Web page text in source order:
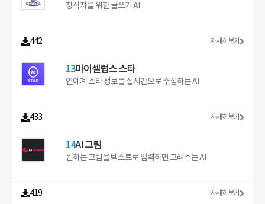
창작자를 위한 글쓰기 AI
442 자세히보기
13마이셀럽스 스타
연예계 스타 정보를 실시간으로 수집하는 AI
433 자세히보기
14AI 그림
원하는 그림을 텍스트로 입력하면 그려주는 AI
419 자세히보기